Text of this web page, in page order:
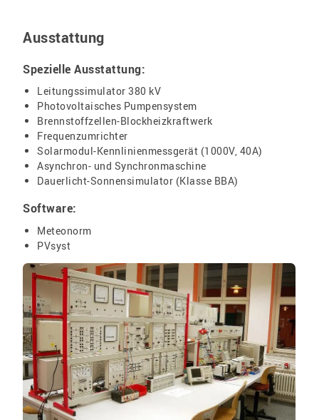
Ausstattung
Spezielle Ausstattung:
Leitungssimulator 380 kV
Photovoltaisches Pumpensystem
Brennstoffzellen-Blockheizkraftwerk
Frequenzumrichter
Solarmodul-Kennlinienmessgerät (1000V, 40A)
Asynchron- und Synchronmaschine
Dauerlicht-Sonnensimulator (Klasse BBA)
Software:
Meteonorm
PVsyst